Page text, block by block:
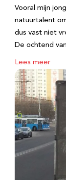
Vooral mijn
natuurtalent
dus vast niet
De ochtend
Lees meer